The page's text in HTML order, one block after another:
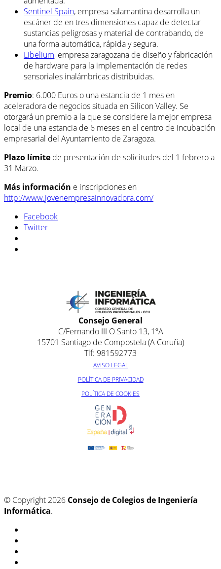
Sentinel Spain, empresa salamantina desarrolla un
escáner de en tres dimensiones capaz de detectar
sustancias peligrosas y material de contrabando, de
una forma automática, rápida y segura.
Libelium, empresa zaragozana de diseño y fabricación
de hardware para la implementación de redes
sensoriales inalámbricas distribuidas.
Premio: 6.000 Euros o una estancia de 1 mes en
aceleradora de negocios situada en Silicon Valley. Se
otorgará un premio a la que se considere la mejor empresa
local de una estancia de 6 meses en el centro de incubación
empresarial del Ayuntamiento de Zaragoza.
Plazo límite de presentación de solicitudes del 1 febrero a
31 Marzo.
Más información e inscripciones en
http://www.jovenempresainnovadora.com/
Facebook
Twitter
Consejo General
C/Fernando III O Santo 13, 1ºA
15701 Santiago de Compostela (A Coruña)
Tlf: 981592773
AVISO LEGAL
POLÍTICA DE PRIVACIDAD
POLÍTICA DE COOKIES
© Copyright 2026 Consejo de Colegios de Ingeniería
Informática.